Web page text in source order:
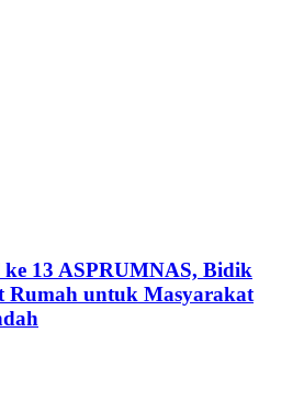
13 ASPRUMNAS, Bidik
Rumah untuk Masyarakat